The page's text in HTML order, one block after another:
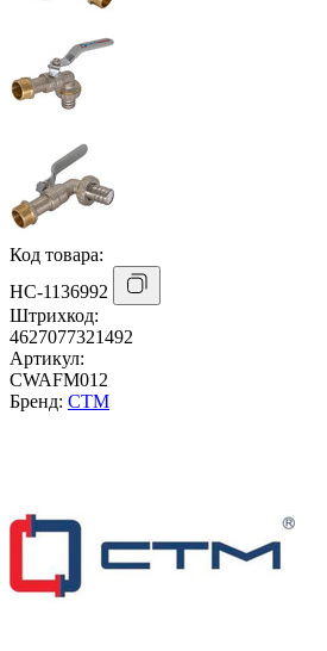
Код товара:
НС-1136992
Штрихкод:
4627077321492
Артикул:
CWAFM012
Бренд: СТМ